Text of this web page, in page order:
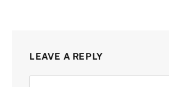
LEAVE A REPLY